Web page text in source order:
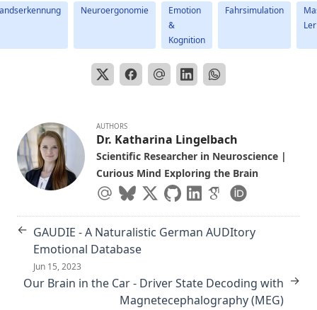
Neuroergonomie
Emotion
&
Kognition
Fahrsimulation
AUTHORS
Dr. Katharina Lingelbach
Scientific Researcher in Neuroscience |
Curious Mind Exploring the Brain
← GAUDIE - A Naturalistic German AUDItory
Emotional Database
Jun 15, 2023
Our Brain in the Car - Driver State Decoding with
Magnetecephalography (MEG)
→